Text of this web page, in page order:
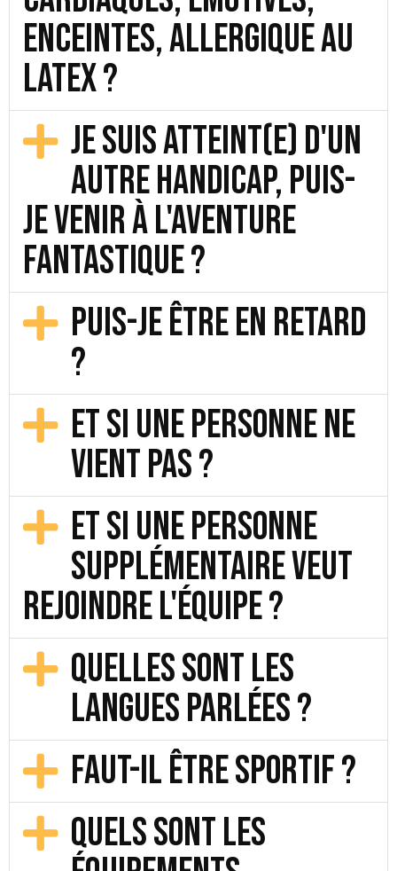
enceintes, allergique au
latex ?
Je suis atteint(e) d'un
autre handicap, puis-
je venir à L'Aventure
Fantastique ?
Puis-je être en retard
?
Et si une personne ne
vient pas ?
Et si une personne
supplémentaire veut
rejoindre l'équipe ?
Quelles sont les
langues parlées ?
Faut-il être sportif ?
Quels sont les